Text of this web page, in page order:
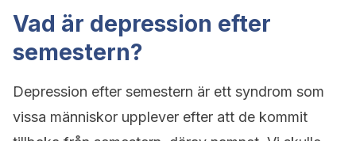
Vad är depression efter
semestern?
Depression efter semestern är ett syndrom som
vissa människor upplever efter att de kommit